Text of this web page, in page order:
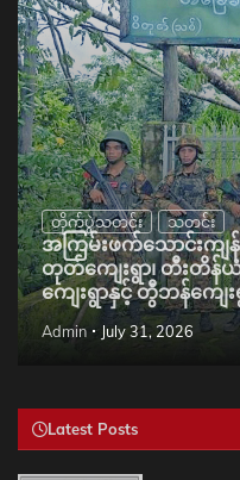
တိုက်ပွဲသတင်း သတင်း
အကြမ်းဖက်သောင်းကျ
တုတ်ကျေးရွာ၊ တီးတိန်ယံ
ကျေးရွာနှင့် တွီဘန်ကျ
Admin July 31, 2026
Latest Posts